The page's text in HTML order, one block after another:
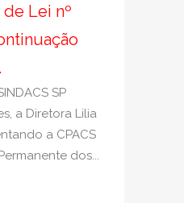
Lei nº
SP
a Diretora Lilia
a CPACS
dos...